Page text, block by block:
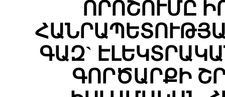
ՈՐՈՇՈՒՄԸ
ԳԱԶ`
ԳՈՐԾԱՐՔԻ